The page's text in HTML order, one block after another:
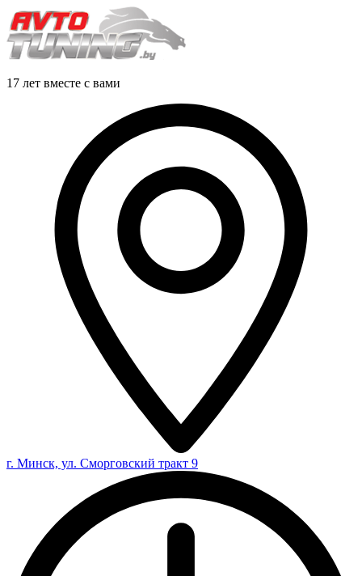
17 лет вместе с вами
г. Минск, ул. Сморговский тракт 9